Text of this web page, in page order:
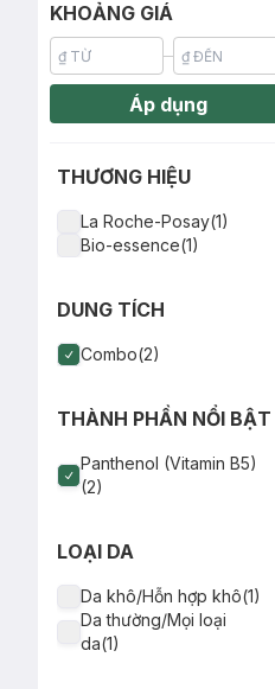
KHOẢNG GIÁ
Áp dụng
THƯƠNG HIỆU
La Roche-Posay(1)
Bio-essence(1)
DUNG TÍCH
Combo(2)
THÀNH PHẦN NỔI BẬT
Panthenol (Vitamin B5)
(2)
LOẠI DA
Da khô/Hỗn hợp khô(1)
Da thường/Mọi loại
da(1)